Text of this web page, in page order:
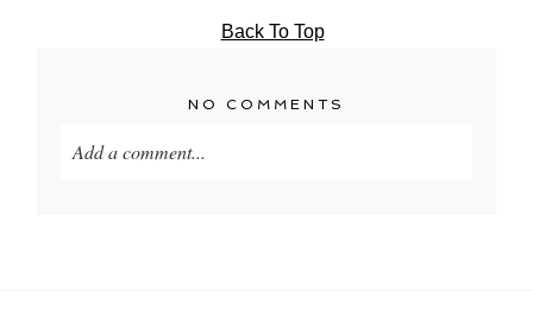
Back To Top
NO COMMENTS
Add a comment...